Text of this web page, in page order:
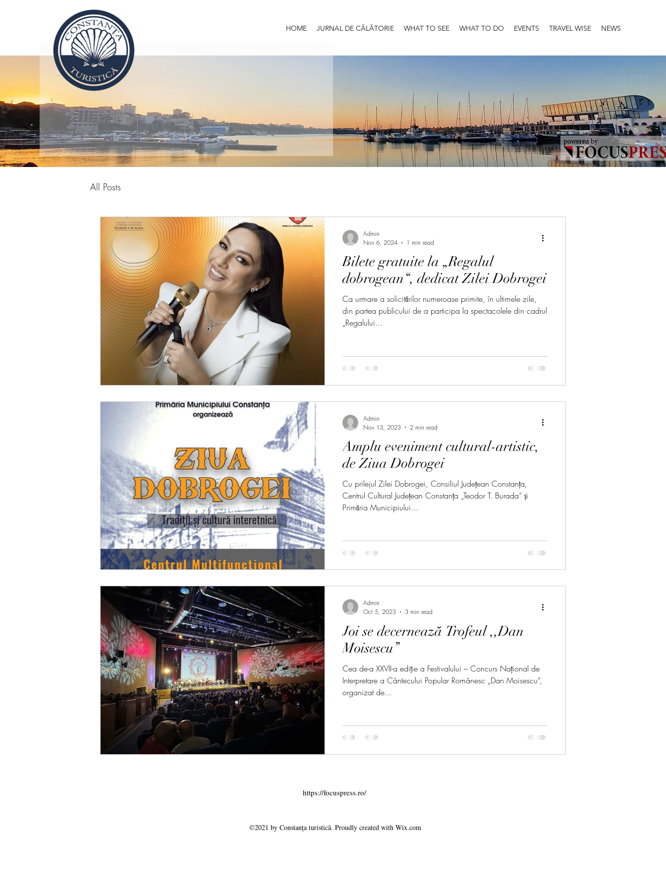
HOME JURNAL DE CĂLĂTORIE WHAT TO SEE WHAT TO DO EVENTS TRAVEL WISE NEWS
All Posts
Bilete gratuite la „Regalul
dobrogean“, dedicat Zilei Dobrogei
Ca urmare a solicitărilor numeroase primite, în ultimele zile,
din partea publicului de a participa la spectacolele din cadrul
„Regalului...
Admin
Nov 6, 2024
1 min read
Amplu eveniment cultural-artistic,
de Ziua Dobrogei
Cu prilejul Zilei Dobrogei, Consiliul Județean Constanța,
Centrul Cultural Județean Constanța „Teodor T. Burada“ și
Primăria Municipiului...
Admin
Nov 13, 2023
2 min read
Joi se decernează Trofeul ,,Dan
Moisescu’’
Cea de-a XXVII-a ediție a Festivalului – Concurs Național de
Interpretare a Cântecului Popular Românesc „Dan Moisescu”,
organizat de...
Admin
Oct 5, 2023
3 min read
https://focuspress.ro/
©2021 by Constanța turistică. Proudly created with Wix.com